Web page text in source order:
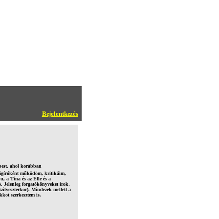
Bejelentkezés
ahol korábban
működöm, kritikáim,
a Tina és az Elle és a
Jelenleg forgatókönyveket írok,
Mindezek mellett a
szerkesztem is.